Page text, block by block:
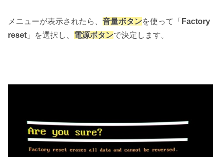
メニューが表示されたら、 音量ボタンを使って「 Factory
reset 」を選択し、 電源ボタンで決定します。